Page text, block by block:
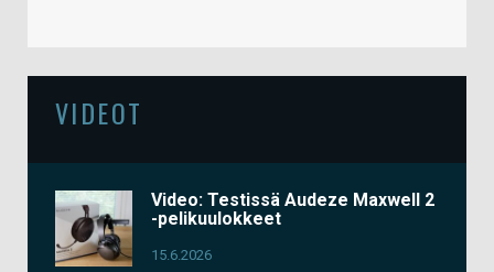
VIDEOT
Video: Testissä Audeze Maxwell 2
-pelikuulokkeet
15.6.2026